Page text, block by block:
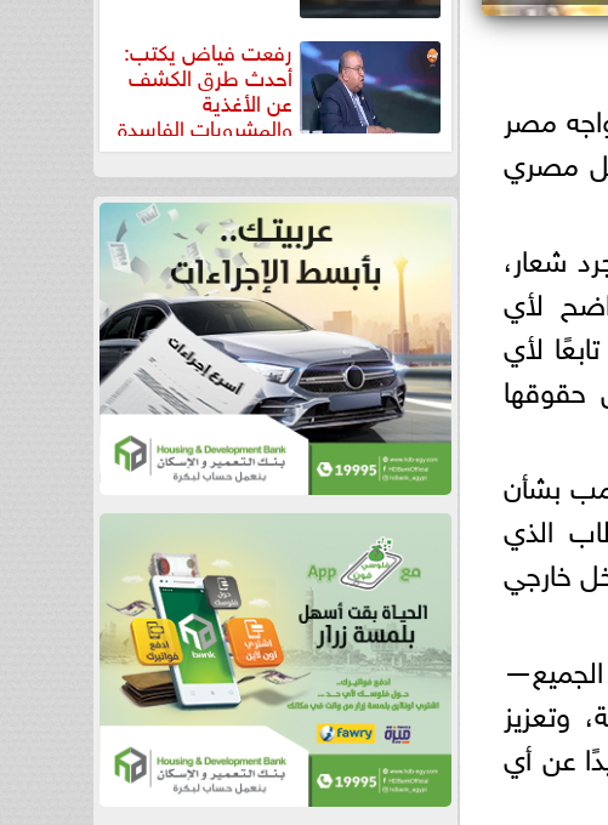
مصر
كل مصري
شعار،
لأي
لأي
حقوقها
بشأن
الذي
خارجي
وتعزيز
عن أي
رفعت فياض يكتب:
أحدث طرق الكشف
عن الأغذية
والمشروبات الفاسدة
في كتاب...